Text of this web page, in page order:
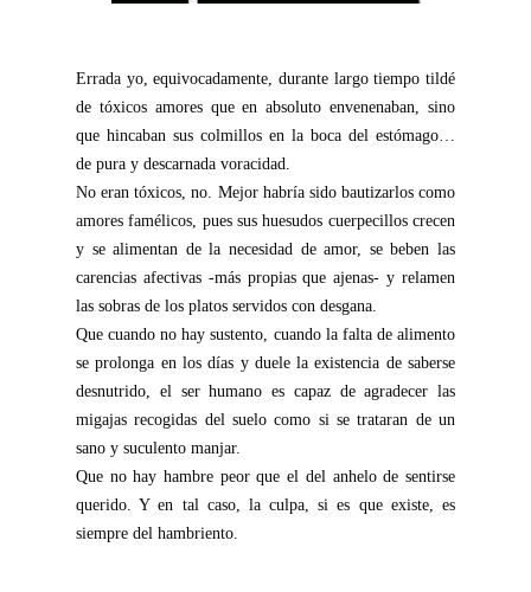
Errada yo, equivocadamente, durante largo tiempo tildé
de tóxicos amores que en absoluto envenenaban, sino
que hincaban sus colmillos en la boca del estómago…
de pura y descarnada voracidad.
No eran tóxicos, no. Mejor habría sido bautizarlos como
amores famélicos, pues sus huesudos cuerpecillos crecen
y se alimentan de la necesidad de amor, se beben las
carencias afectivas -más propias que ajenas- y relamen
las sobras de los platos servidos con desgana.
Que cuando no hay sustento, cuando la falta de alimento
se prolonga en los días y duele la existencia de saberse
desnutrido, el ser humano es capaz de agradecer las
migajas recogidas del suelo como si se trataran de un
sano y suculento manjar.
Que no hay hambre peor que el del anhelo de sentirse
querido. Y en tal caso, la culpa, si es que existe, es
siempre del hambriento.